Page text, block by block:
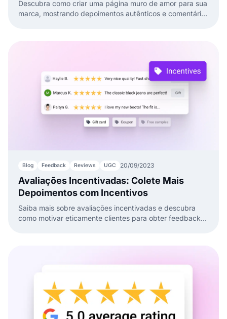
Descubra como criar uma página muro de amor para sua
marca, mostrando depoimentos autênticos e comentários
Blog Feedback Reviews UGC 20/09/2023
Avaliações Incentivadas: Colete Mais
Depoimentos com Incentivos
Saiba mais sobre avaliações incentivadas e descubra
como motivar eticamente clientes para obter feedback